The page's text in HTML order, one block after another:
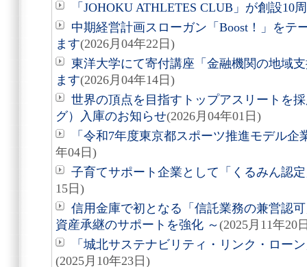
「JOHOKU ATHLETES CLUB」が創設10
中期経営計画スローガン「Boost！」をテ
ます(2026月04年22日)
東洋大学にて寄付講座「金融機関の地域
ます(2026月04年14日)
世界の頂点を目指すトップアスリートを
グ）入庫のお知らせ(2026月04年01日)
「令和7年度東京都スポーツ推進モデル
年04日)
子育てサポート企業として「くるみん認
15日)
信用金庫で初となる「信託業務の兼営認
資産承継のサポートを強化 ～ (2025月11年20
「城北サステナビリティ・リンク・ロー
(2025月10年23日)